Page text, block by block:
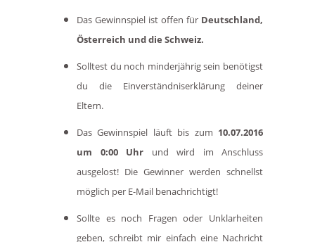
Das Gewinnspiel ist offen für Deutschland,
Österreich und die Schweiz.
Solltest du noch minderjährig sein benötigst
du die Einverständniserklärung deiner
Eltern.
Das Gewinnspiel läuft bis zum 10.07.2016
um 0:00 Uhr und wird im Anschluss
ausgelost! Die Gewinner werden schnellst
möglich per E-Mail benachrichtigt!
Sollte es noch Fragen oder Unklarheiten
geben, schreibt mir einfach eine Nachricht